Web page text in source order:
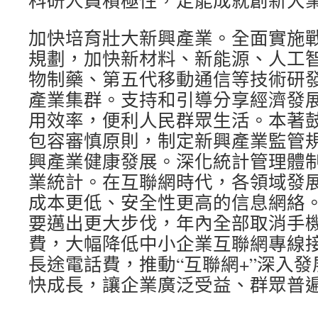
加快培育壯大新興產業。全面實施
規劃，加快新材料、新能源、人工
物制藥、第五代移動通信等技術研
產業集群。支持和引導分享經濟發
用效率，便利人民群眾生活。本著
包容審慎原則，制定新興產業監管
興產業健康發展。深化統計管理體
業統計。在互聯網時代，各領域發
成本更低、安全性更高的信息網絡
要邁出更大步伐，年內全部取消手
費，大幅降低中小企業互聯網專線
長途電話費，推動“互聯網+”深入
快成長，讓企業廣泛受益、群眾普